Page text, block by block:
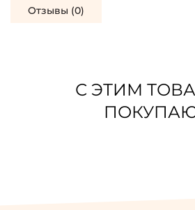
Отзывы (0)
С ЭТИМ